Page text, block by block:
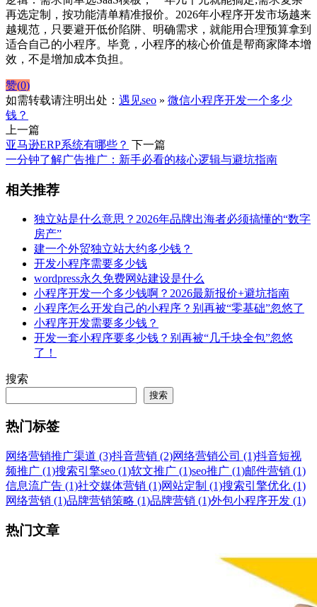
再选定制，按功能清单精准报价。2026年小程序开发市场越来
越规范，只要避开低价陷阱、明确需求，就能用合理预算拿到
适合自己的小程序。毕竟，小程序的核心价值是帮商家降本增
效，不是增加成本负担。
赞(0)
如需转载请注明出处： 遇见seo » 微信小程序开发一个多少
钱？
上一篇
亚马逊ERP系统有哪些？ 下一篇
一分钟了解广告推广：新手必看的核心逻辑与避坑指南
相关推荐
独立站是什么意思？2026年品牌出海者必须搞懂的“数字
房产”
建一个外贸独立站大约多少钱？
开发小程序需要多少钱
wordpress永久免费网站建设是什么
小程序开发一个多少钱啊？2026最新报价+避坑指南
小程序怎么开发自己的小程序？别再被“零基础”忽悠了
小程序开发需要多少钱？
开发一套小程序要多少钱？别再被“几千块全包”忽悠
了！
搜索
搜索
热门标签
网络营销推广渠道 (3)抖音营销 (2)网络营销公司 (1)抖音短视
频推广 (1)搜索引擎seo (1)软文推广 (1)seo推广 (1)邮件营销 (1)
信息流广告 (1)社交媒体营销 (1)网站定制 (1)搜索引擎优化 (1)
网络营销 (1)品牌营销策略 (1)品牌营销 (1)外包小程序开发 (1)
热门文章